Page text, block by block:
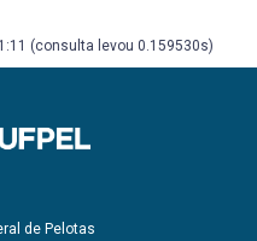
(consulta levou 0.159530s)
de Pelotas